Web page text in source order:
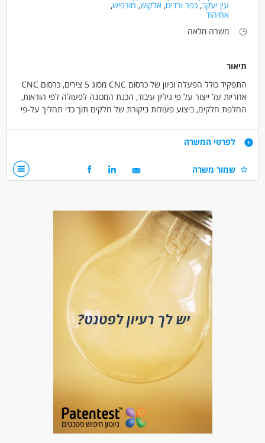
עין יעקב,כפר ורדים,אלקוש,חורפיש,
אחיהוד
משרה מלאה
תיאור
התפקיד כולל הפעלה וכיוון של כרסום CNC מסוג 5 צירים, כרסום CNC
אחריות על ייצור על פי גיליון עיבוד, הכנת המכונה לפעולה לפי הוראות,
החלפת חלקים, ביצוע פעולות ביקורת של חלקים תוך כדי תהליך על-פי
דרישות
ידע בהכנת מכונה לפעולה
ידע בקריאת שרטוט מכאני
ניסיון ושימוש בכלי מדידה
עצמאי בעבודתו
עברית – קריאה , כתיבה , דיבור , חובה!!
הבנה באנגלית בסיסית טכנית.
דרושים בתחום
לפרטי המשרה
שמור משרה